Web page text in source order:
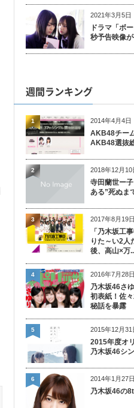
2021年3月5日
ドラマ「ボ
秒予告映像
週間ランキング
2014年4月4日
AKB48チー
AKB48選抜
1
2018年12月10
寺田蘭世ー
ある”死ぬま
2
2017年8月19日
「乃木坂工
りた～い2
後、高山×万
3
2016年7月28日
乃木坂46さ
初表紙！佐
秘話を暴露
4
2015年12月31
2015年度オ
乃木坂46シ
5
2014年1月27日
乃木坂46の
6